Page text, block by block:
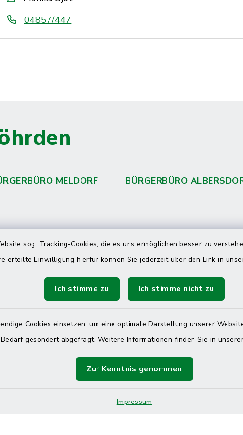
sog. Tracking-Cookies, die es uns ermöglichen besser zu
erteilte Einwilligung hierfür können Sie jederzeit über den Link in
Ich stimme zu Ich stimme nicht zu
Cookies einsetzen, um eine optimale Darstellung unserer
gesondert abgefragt. Weitere Informationen finden Sie in
Zur Kenntnis genommen
Impressum
04857/447
MELDORF BÜRGERBÜRO
telefonische Erreichbarkeit per
- Donnerstag
08:00 Uhr – 12:00 Uhr
14:00 Uhr – 16:00 Uhr
08:00 Uhr – 12:00 Uhr
Terminvereinbarung
zeitnahen Termin? Rufen Sie uns gerne unter der